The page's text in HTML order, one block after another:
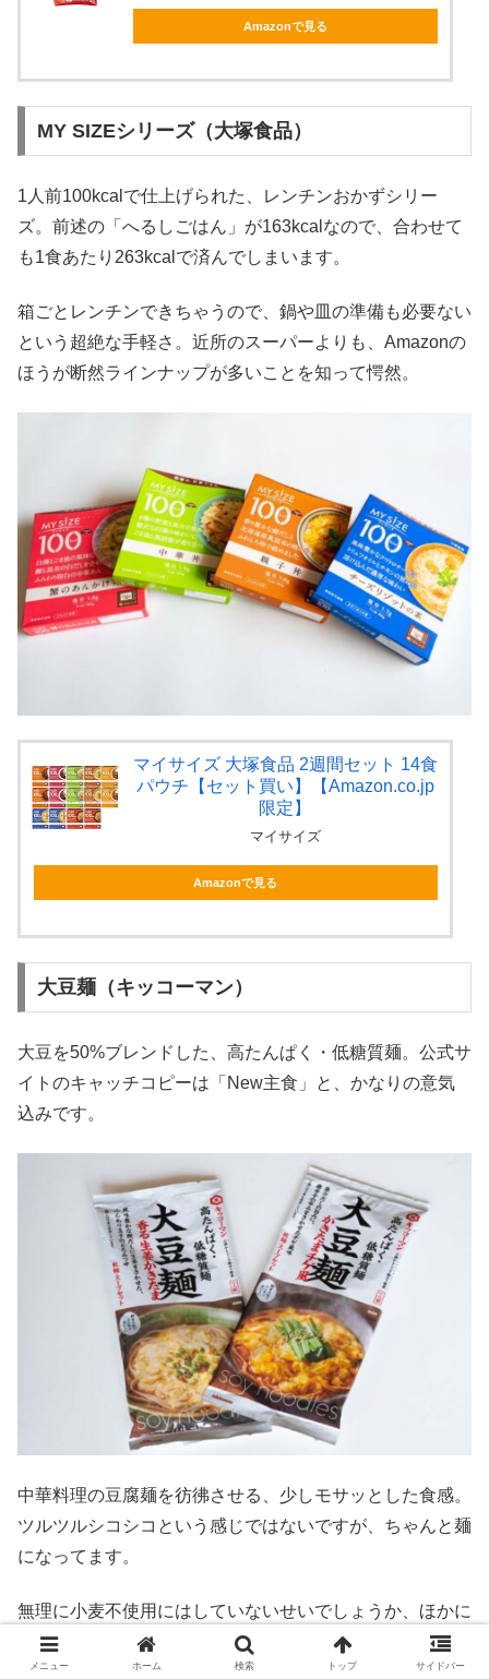
Amazonで見る
MY SIZEシリーズ（大塚食品）
1人前100kcalで仕上げられた、レンチンおかずシリー
ズ。前述の「へるしごはん」が163kcalなので、合わせて
も1食あたり263kcalで済んでしまいます。
箱ごとレンチンできちゃうので、鍋や皿の準備も必要ない
という超絶な手軽さ。近所のスーパーよりも、Amazonの
ほうが断然ラインナップが多いことを知って愕然。
マイサイズ 大塚食品 2週間セット 14食
パウチ【セット買い】【Amazon.co.jp
限定】
マイサイズ
Amazonで見る
大豆麺（キッコーマン）
大豆を50%ブレンドした、高たんぱく・低糖質麺。公式サ
イトのキャッチコピーは「New主食」と、かなりの意気
込みです。
中華料理の豆腐麺を彷彿させる、少しモサッとした食感。
ツルツルシコシコという感じではないですが、ちゃんと麺
になってます。
無理に小麦不使用にはしていないせいでしょうか、ほかに
ない独特の食感を持った「おいしい麺料理」になっていて
自分は気に入りました。
メニュー ホーム 検索 トップ サイドバー